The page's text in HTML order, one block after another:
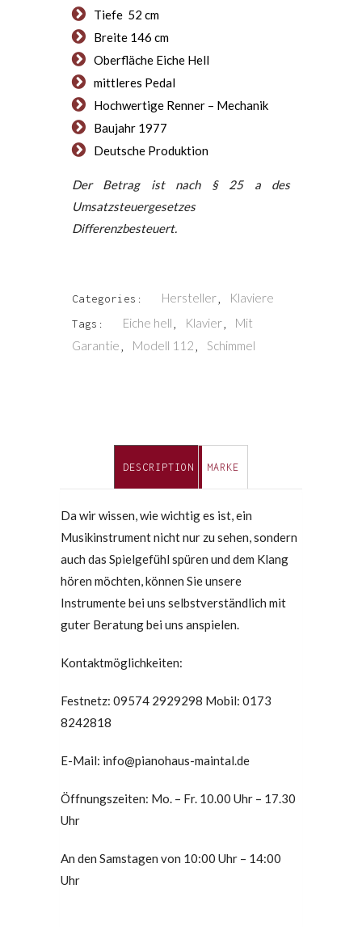
Tiefe 52 cm
Breite 146 cm
Oberfläche Eiche Hell
mittleres Pedal
Hochwertige Renner – Mechanik
Baujahr 1977
Deutsche Produktion
Der Betrag ist nach § 25 a des
Umsatzsteuergesetzes
Differenzbesteuert.
Categories: Hersteller Klaviere
Tags: Eiche hell Klavier
Mit
Garantie
Modell 112 Schimmel
DESCRIPTION MARKE
Da wir wissen, wie wichtig es ist, ein
Musikinstrument nicht nur zu sehen, sondern
auch das Spielgefühl spüren und dem Klang
hören möchten, können Sie unsere
Instrumente bei uns selbstverständlich mit
guter Beratung bei uns anspielen.
Kontaktmöglichkeiten:
Festnetz: 09574 2929298 Mobil: 0173
8242818
E-Mail: info@pianohaus-maintal.de
Öffnungszeiten: Mo. – Fr. 10.00 Uhr – 17.30
Uhr
An den Samstagen von 10:00 Uhr – 14:00
Uhr